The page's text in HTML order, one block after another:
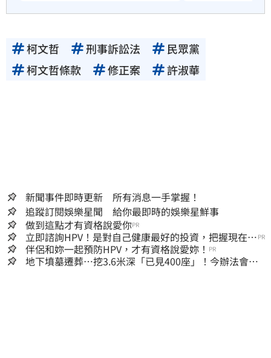
柯文哲 刑事訴訟法
民眾黨
柯文哲條款
修正案 許淑華
新聞事件即時更新 所有消息一手掌握！
追蹤訂閱娛樂星聞 給你最即時的娛樂星鮮事
做到這點才有資格說愛你PR
立即諮詢HPV！是對自己健康最好的投資，把握現在不
嫌晚！
PR
伴侶和妳一起預防HPV，才有資格說愛妳！ PR
地下墳墓遷葬…挖3.6米深「已見400座」！今辦法會安